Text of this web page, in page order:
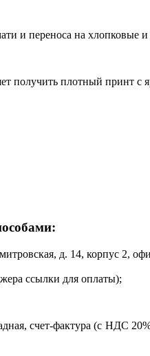
и переноса на хлопковые и
получить плотный принт
д. 14, корпус 2,
ссылки для оплаты);
счет-фактура (с НДС